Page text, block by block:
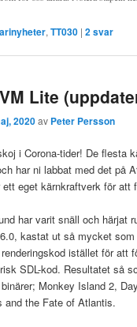
,TT030 |2svar
Lite
2020av Peter Persson
i Corona-tider! De flesta
har ni labbat med det på
eget kärnkraftverk för att
har varit snäll och härjat
kastat ut så mycket
istället för att
SDL-kod. Resultatet så
Monkey Island 2,
and the Fate of Atlantis.